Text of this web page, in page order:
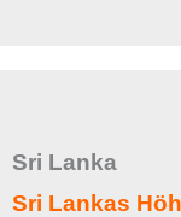
Sri Lanka
Sri Lankas